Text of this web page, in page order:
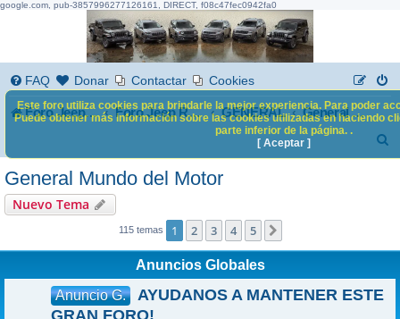
google.com, pub-3857996277126161, DIRECT, f08c47fec0942fa0
FAQ Donar Contactar Cookies
Foro Jeep Renegade Foro Jeep Renegade GENERAL
General Mundo del Motor
General Mundo del Motor
Nuevo Tema
115 temas 1 2 3 4 5
Anuncios Globales
Anuncio G.
AYUDANOS A MANTENER ESTE
Este foro utiliza cookies para brindarle la mejor experiencia. Para poder
Puede obtener más información sobre las cookies utilizadas en haciendo
parte inferior de la página. .
[ Aceptar ]